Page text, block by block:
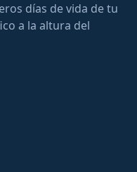
días de vida de tu
a la altura del